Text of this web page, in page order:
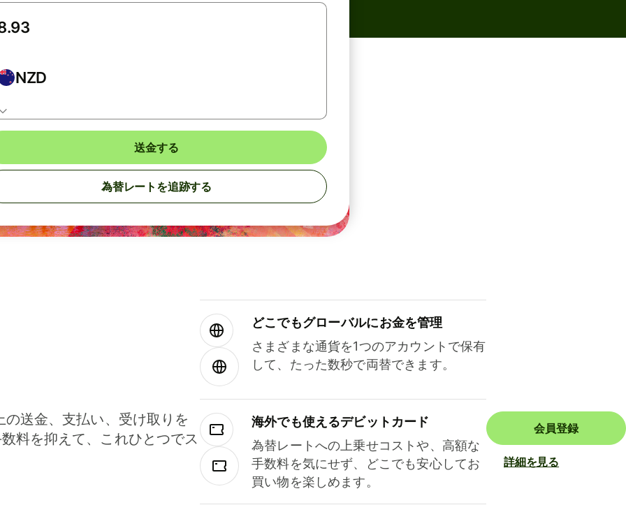
NZD
送金する
為替レートを追跡する
送金、支払い、受け取りを
料を抑えて、これひとつでス
どこでもグ⁠ロ⁠ー⁠バ⁠ルにお金を管理
さまざまな通貨を1つのアカウントで保有
して、たった数秒で両替できます。
海外でも使えるデビットカード
為替レートへの上乗せコストや、高額な
手数料を気にせず、どこでも安心してお
買い物を楽しめます。
会員登録
詳細を見る